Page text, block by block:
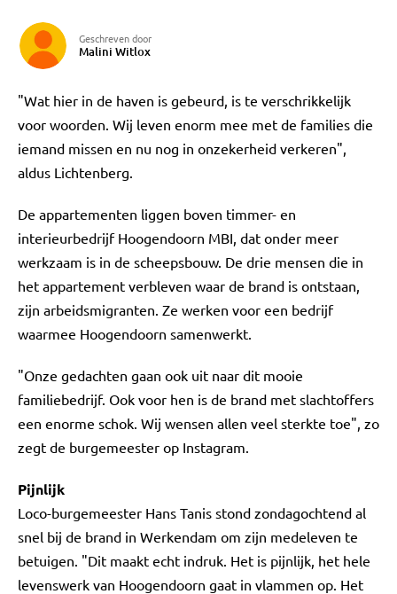
Geschreven door
Malini Witlox
"Wat hier in de haven is gebeurd, is te verschrikkelijk
voor woorden. Wij leven enorm mee met de families die
iemand missen en nu nog in onzekerheid verkeren",
aldus Lichtenberg.
De appartementen liggen boven timmer- en
interieurbedrijf Hoogendoorn MBI, dat onder meer
werkzaam is in de scheepsbouw. De drie mensen die in
het appartement verbleven waar de brand is ontstaan,
zijn arbeidsmigranten. Ze werken voor een bedrijf
waarmee Hoogendoorn samenwerkt.
"Onze gedachten gaan ook uit naar dit mooie
familiebedrijf. Ook voor hen is de brand met slachtoffers
een enorme schok. Wij wensen allen veel sterkte toe", zo
zegt de burgemeester op Instagram.
Pijnlijk
Loco-burgemeester Hans Tanis stond zondagochtend al
snel bij de brand in Werkendam om zijn medeleven te
betuigen. "Dit maakt echt indruk. Het is pijnlijk, het hele
levenswerk van Hoogendoorn gaat in vlammen op. Het